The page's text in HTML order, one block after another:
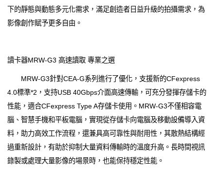
下的靜態與動態多元化需求，滿足創造者日益升級的拍攝需求，為
影像創作賦予更多自由。
讀卡器MRW-G3 高速讀取 專業之選
MRW-G3針對CEA-G系列進行了優化，支援新的CFexpress
4.0標準*2，支持USB 40Gbps介面高速傳輸，可充分發揮存儲卡的
性能，適合CFexpress Type A存儲卡使用。MRW-G3不僅相容電
腦、智慧手機和平板電腦，實現從存儲卡向電腦及移動設備導入資
料，助力高效工作流程，還兼具高可靠性與耐用性，其散熱結構經
過重新設計，有助於抑制大量資料傳輸時的溫度升高。長時間視訊
錄製或處理大量影像的場景時，也能保持穩定性能。